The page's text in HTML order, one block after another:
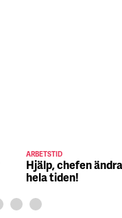
ARBETSTID
Hjälp, chefen
hela tiden!